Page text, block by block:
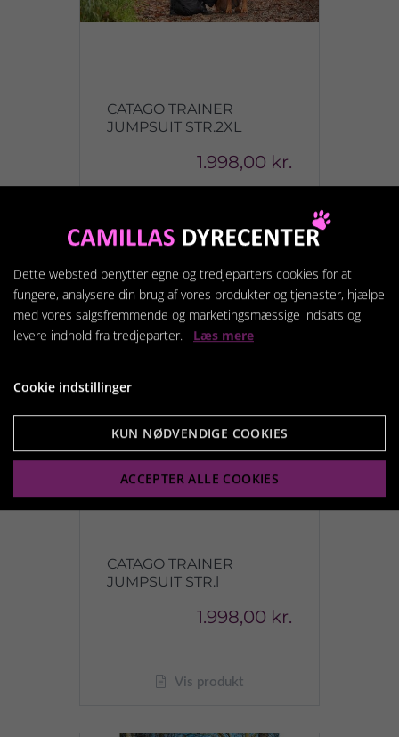
CATAGO TRAINER
JUMPSUIT STR.2XL
1.998,00 kr.
Vis produkt
CATAGO TRAINER
JUMPSUIT STR.l
1.998,00 kr.
Vis produkt
Dette websted benytter egne og tredjeparters cookies for at
fungere, analysere din brug af vores produkter og tjenester, hjælpe
med vores salgsfremmende og marketingsmæssige indsats og
levere indhold fra tredjeparter. Læs mere
Cookie indstillinger
KUN NØDVENDIGE COOKIES
ACCEPTER ALLE COOKIES